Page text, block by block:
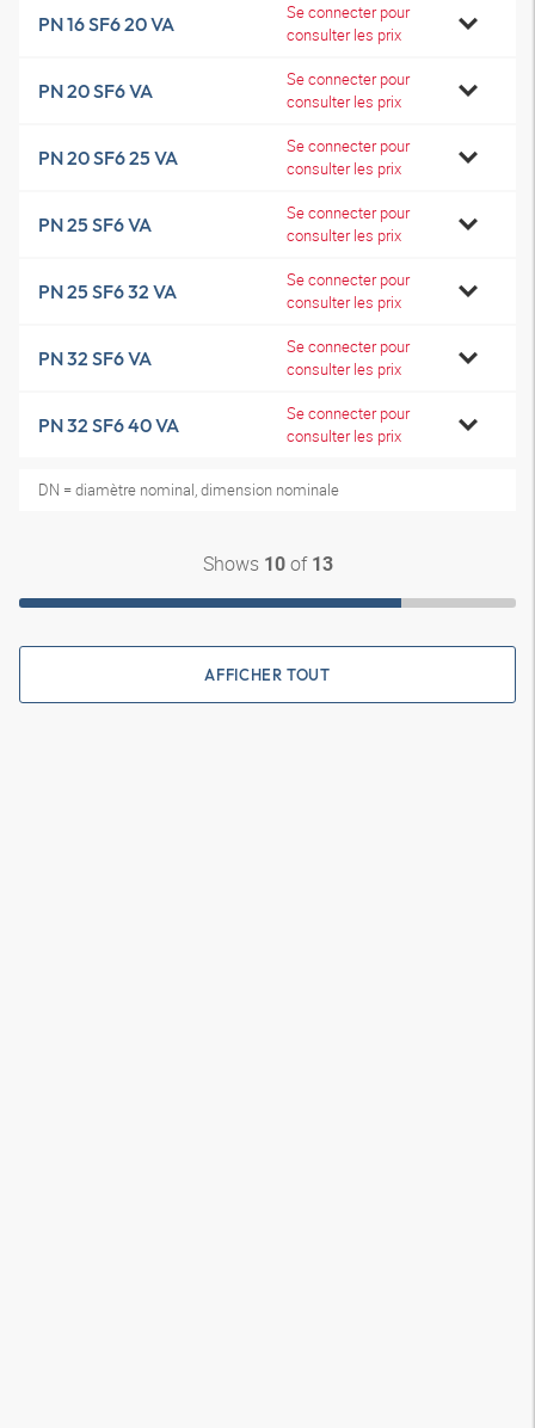
PN 16 SF6 20 VA
Se connecter pour
consulter les prix
PN 20 SF6 VA
Se connecter pour
consulter les prix
PN 20 SF6 25 VA
Se connecter pour
consulter les prix
PN 25 SF6 VA
Se connecter pour
consulter les prix
PN 25 SF6 32 VA
Se connecter pour
consulter les prix
PN 32 SF6 VA
Se connecter pour
consulter les prix
PN 32 SF6 40 VA
Se connecter pour
consulter les prix
DN = diamètre nominal, dimension nominale
Shows 10of 13
AFFICHER TOUT